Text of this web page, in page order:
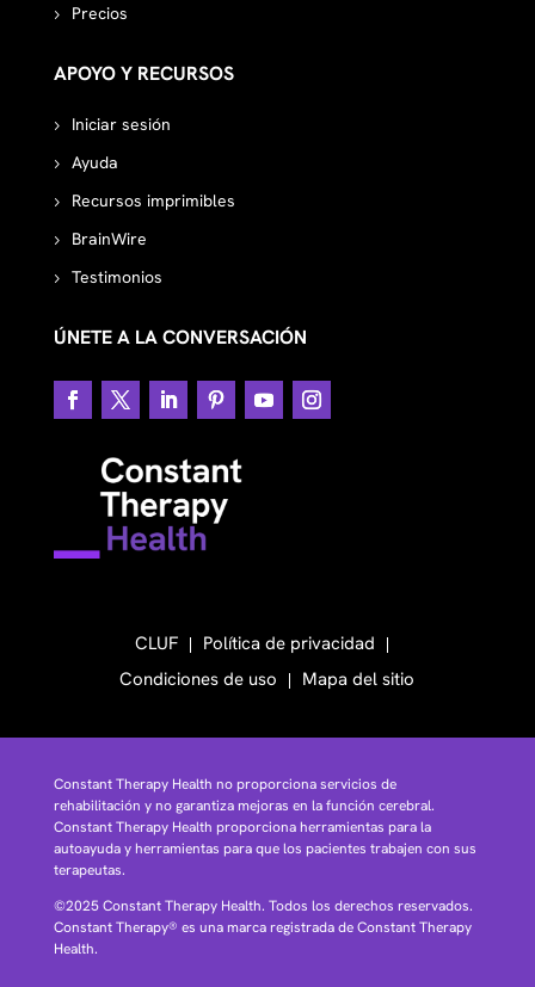
Precios
APOYO Y RECURSOS
Iniciar sesión
Ayuda
Recursos imprimibles
BrainWire
Testimonios
ÚNETE A LA CONVERSACIÓN
CLUF
Política de privacidad
Condiciones de uso
Mapa del sitio
Constant Therapy Health no proporciona servicios de
rehabilitación y no garantiza mejoras en la función cerebral.
Constant Therapy Health proporciona herramientas para la
autoayuda y herramientas para que los pacientes trabajen con sus
terapeutas.
©2025 Constant Therapy Health. Todos los derechos reservados.
Constant Therapy® es una marca registrada de Constant Therapy
Health.